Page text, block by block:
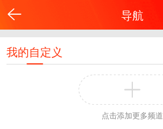
导航
我的自定义
点击添加更多频道